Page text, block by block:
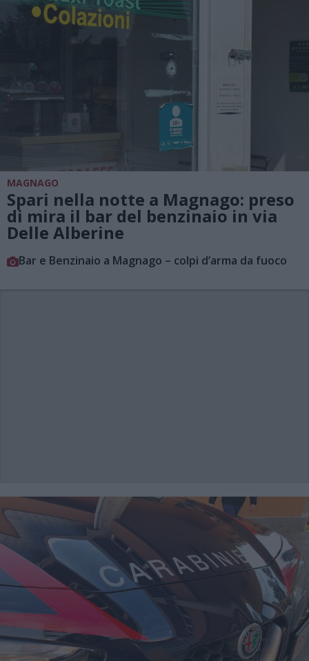
MAGNAGO
Spari nella notte a Magnago: preso
di mira il bar del benzinaio in via
Delle Alberine
Bar e Benzinaio a Magnago – colpi d’arma da fuoco